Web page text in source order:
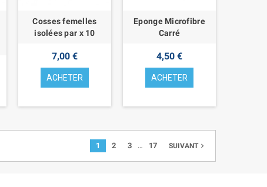
Cosses femelles
isolées par x 10
7,00 €
ACHETER
Eponge Microfibre
Carré
4,50 €
ACHETER
1 2 3 17 SUIVANTnavigate_next